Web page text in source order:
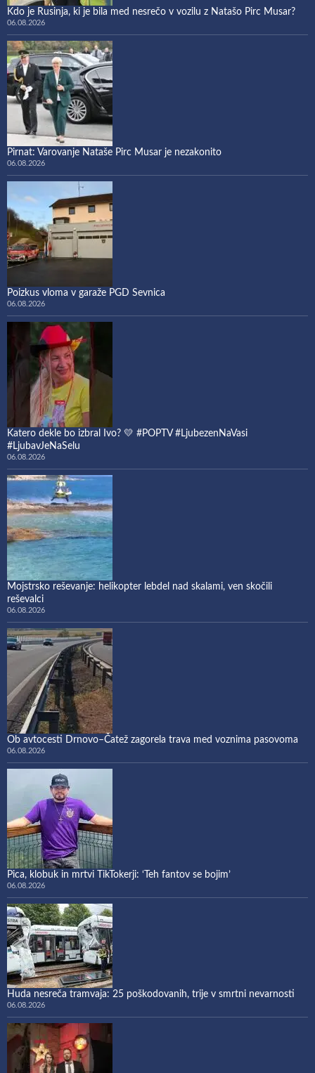
Kdo je Rusinja, ki je bila med nesrečo v vozilu z Natašo Pirc Musar?
06.08.2026
Pirnat: Varovanje Nataše Pirc Musar je nezakonito
06.08.2026
Poizkus vloma v garaže PGD Sevnica
06.08.2026
Katero dekle bo izbral Ivo? 💛 #POPTV #LjubezenNaVasi
#LjubavJeNaSelu
06.08.2026
Mojstrsko reševanje: helikopter lebdel nad skalami, ven skočili
reševalci
06.08.2026
Ob avtocesti Drnovo–Čatež zagorela trava med voznima pasovoma
06.08.2026
Pica, klobuk in mrtvi TikTokerji: ‘Teh fantov se bojim’
06.08.2026
Huda nesreča tramvaja: 25 poškodovanih, trije v smrtni nevarnosti
06.08.2026